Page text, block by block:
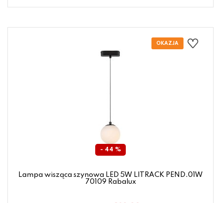
- 44 %
Lampa wisząca szynowa LED 5W LITRACK PEND.01W
70109 Rabalux